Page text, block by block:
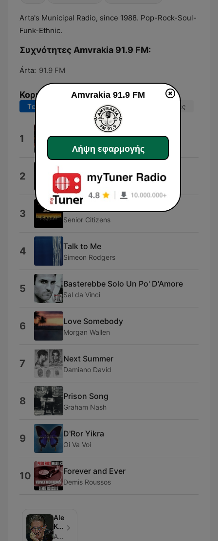
Arta's Municipal Radio, since 1988. Pop-Rock-Soul-
Funk-Ethnic.
Συχνότητες Amvrakia 91.9 FM:
Árta: 91.9 FM
Κορυφαία τραγούδια
Τελευταίες 7 ημέρες Τελευταίες 30 ημέρες
1 Tonight (Dim Zach edit)
Dim Zach
2 Ta Proina Mas
Saisma
3 Senior Citizens
4 Talk to Me
Simeon Rodgers
5 Basterebbe Solo Un Po' D'Amore
Sal da Vinci
6 Love Somebody
Morgan Wallen
7 Next Summer
Damiano David
8 Prison Song
Graham Nash
9 D'Ror Yikra
Oi Va Voi
10 Forever and Ever
Demis Roussos
Alexis
Katsadorakis,
morning
Amvrakia Fm 91.9 - Arta, Greece
Amvrakia 91.9 FM
Λήψη εφαρμογής